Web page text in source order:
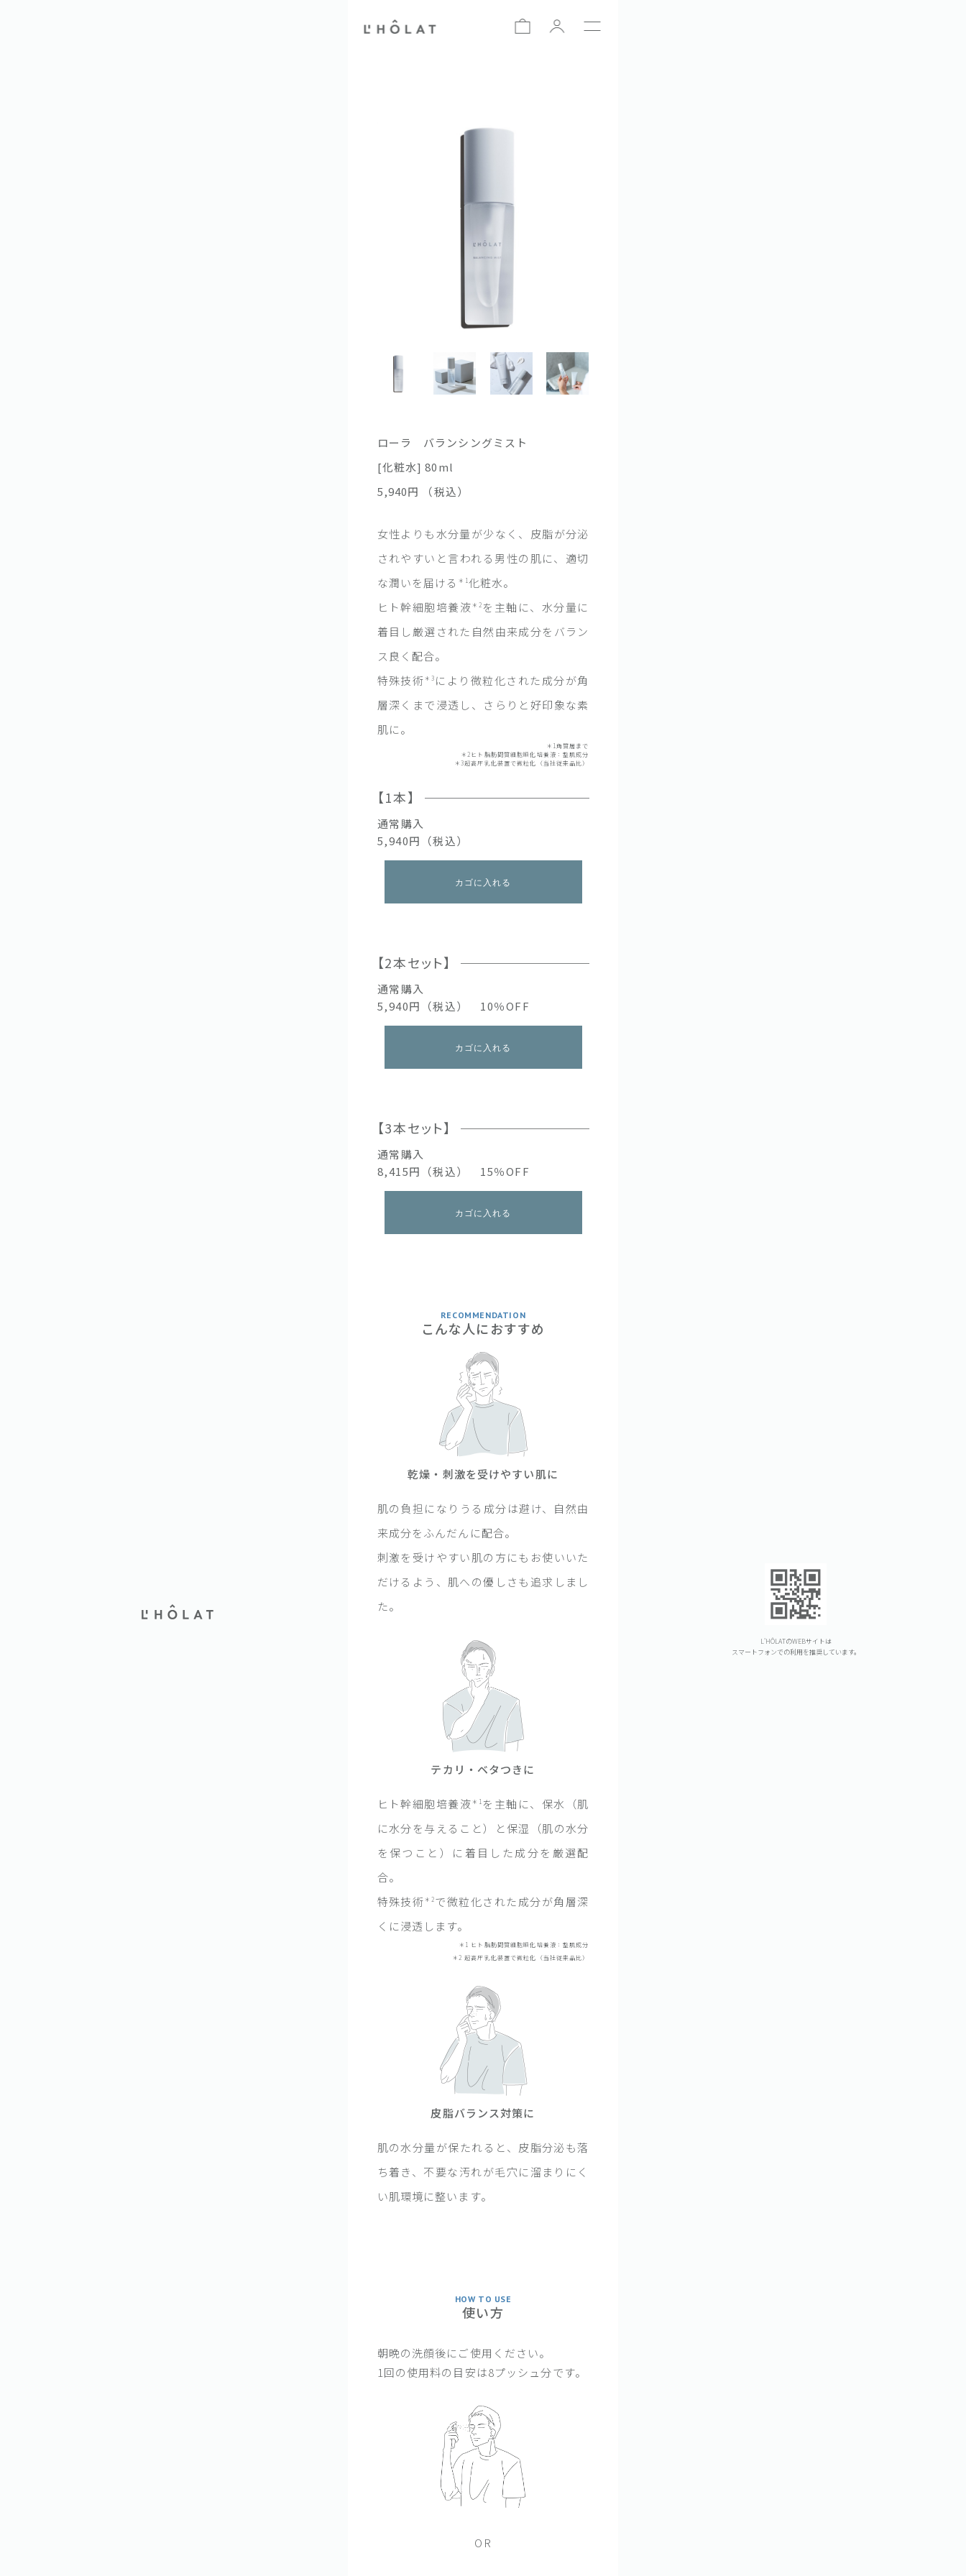
ローラ バランシングミスト
[化粧水] 80ml
5,940円
（税込）
女性よりも水分量が少なく、皮脂が分泌
されやすいと言われる男性の肌に、適切
な潤いを届ける ＊1化粧水。
ヒト幹細胞培養液＊2 を主軸に、水分量に
着目し厳選された自然由来成分をバラン
ス良く配合。
特殊技術＊3 により微粒化された成分が角
層深くまで浸透し、さらりと好印象な素
肌に。
＊1角質層まで
＊2ヒト脂肪間質細胞順化培養液：整肌成分
＊3超高圧乳化装置で微粒化（当社従来品比）
【1本】
通常購入
5,940円（税込）
カゴに入れる
【2本セット】
通常購入
5,940円（税込） 10％OFF
カゴに入れる
【3本セット】
通常購入
8,415円（税込） 15％OFF
カゴに入れる
RECOMMENDATION
こんな人におすすめ
乾燥・刺激を受けやすい肌に
肌の負担になりうる成分は避け、自然由
来成分をふんだんに配合。
刺激を受けやすい肌の方にもお使いいた
だけるよう、肌への優しさも追求しまし
た。
テカリ・ベタつきに
ヒト幹細胞培養液＊1 を主軸に、保水（肌
に水分を与えること）と保湿（肌の水分
を保つこと）に着目した成分を厳選配
合。
特殊技術＊2で微粒化された成分が角層深
くに浸透します。
＊1 ヒト脂肪間質細胞順化培養液：整肌成分
＊2 超高圧乳化装置で微粒化（当社従来品比）
皮脂バランス対策に
肌の水分量が保たれると、皮脂分泌も落
ち着き、不要な汚れが毛穴に溜まりにく
い肌環境に整います。
HOW TO USE
使い方
朝晩の洗顔後にご使用ください。
1回の使用料の目安は8プッシュ分です。
OR
L'HÔLATのWEBサイトは
スマートフォンでの利用を推奨しています。